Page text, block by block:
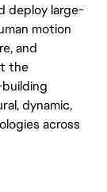
deploy large-
motion
and
the
dynamic,
across